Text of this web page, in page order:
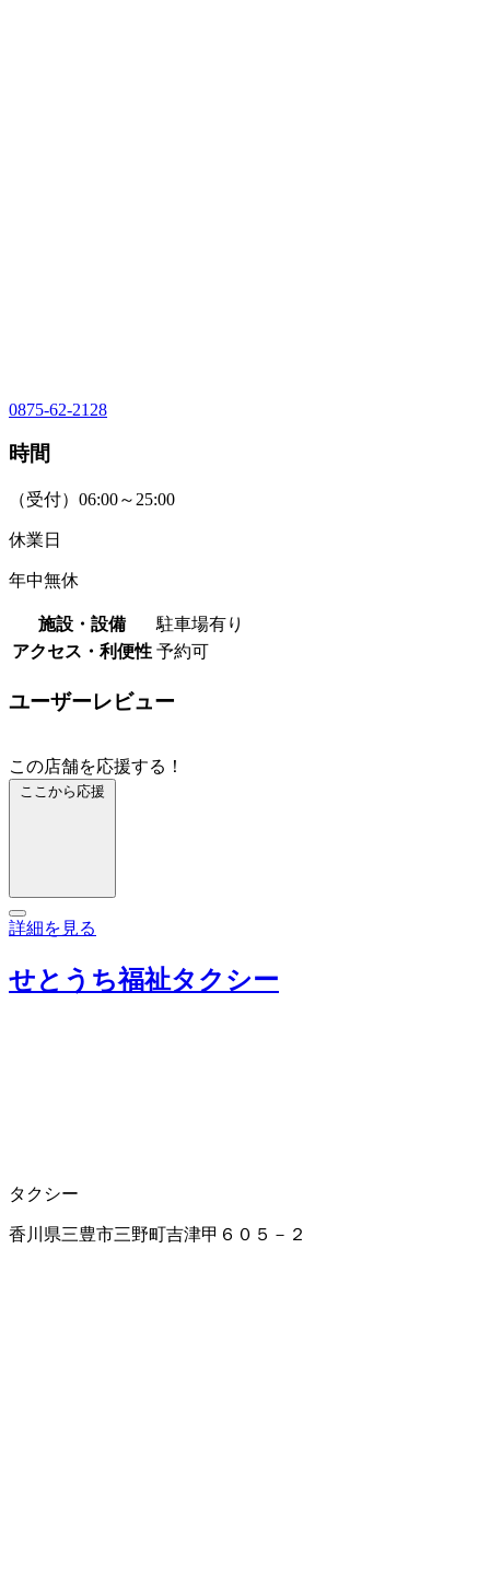
0875-62-2128
時間
（受付）06:00～25:00
休業日
年中無休
施設・設備
駐車場有り
アクセス・利便性 予約可
ユーザーレビュー
この店舗を応援する！
ここから応援
詳細を見る
せとうち福祉タクシー
タクシー
香川県三豊市三野町吉津甲６０５－２